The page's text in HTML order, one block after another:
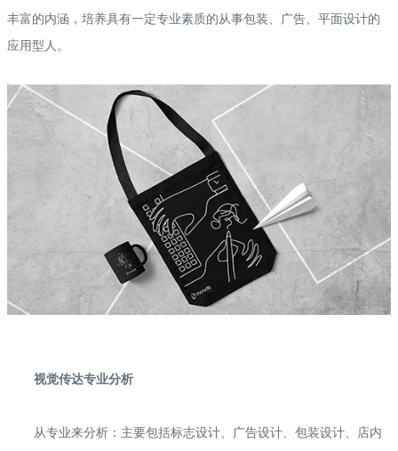
丰富的内涵，培养具有一定专业素质的从事包装、广告、平面设计的
应用型人。
视觉传达专业分析
从专业来分析：主要包括标志设计、广告设计、包装设计、店内